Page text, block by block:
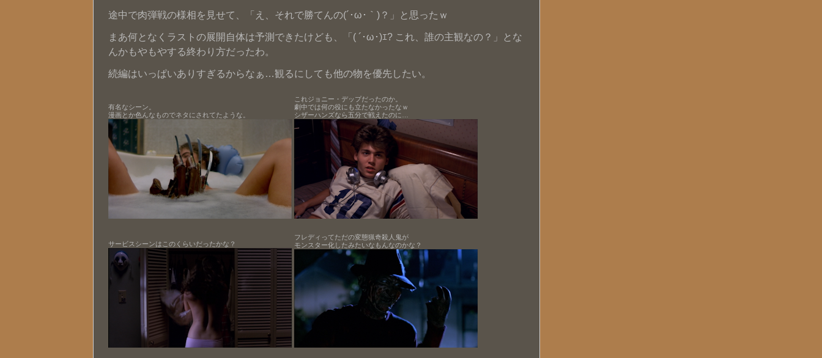
途中で肉弾戦の様相を見せて、「え、それで勝てんの(´･ω･｀)？」と思ったｗ
まあ何となくラストの展開自体は予測できたけども、「( ´･ω･)ｴ? これ、誰の主観なの？」とな
んかもやもやする終わり方だったわ。
続編はいっぱいありすぎるからなぁ…観るにしても他の物を優先したい。
有名なシーン。
漫画とか色んなものでネタにされてたような。
これジョニー・デップだったのか。
劇中では何の役にも立たなかったなｗ
シザーハンズなら五分で戦えたのに…
サービスシーンはこのくらいだったかな？
フレディってただの変態猟奇殺人鬼が
モンスター化したみたいなもんなのかな？